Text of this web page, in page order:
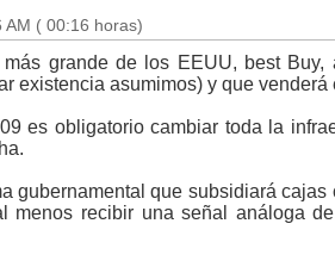
( 00:16 horas)
grande de los EEUU, best
existencia asumimos) y que
es obligatorio cambiar toda la
gubernamental que subsidiará
recibir una señal análoga